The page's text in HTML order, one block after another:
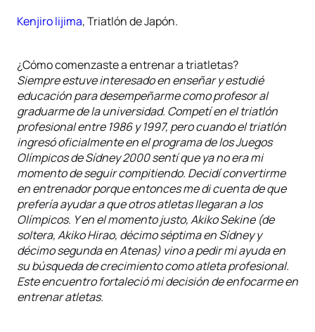
Kenjiro Iijima, Triatlón de Japón.
¿Cómo comenzaste a entrenar a triatletas?
Siempre estuve interesado en enseñar y estudié
educación para desempeñarme como profesor al
graduarme de la universidad. Competí en el triatlón
profesional entre 1986 y 1997, pero cuando el triatlón
ingresó oficialmente en el programa de los Juegos
Olímpicos de Sídney 2000 sentí que ya no era mi
momento de seguir compitiendo. Decidí convertirme
en entrenador porque entonces me di cuenta de que
prefería ayudar a que otros atletas llegaran a los
Olímpicos. Y en el momento justo, Akiko Sekine (de
soltera, Akiko Hirao, décimo séptima en Sídney y
décimo segunda en Atenas) vino a pedir mi ayuda en
su búsqueda de crecimiento como atleta profesional.
Este encuentro fortaleció mi decisión de enfocarme en
entrenar atletas.